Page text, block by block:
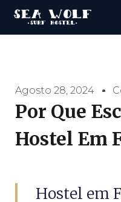
Agosto 28, 2024
Por Que
Hostel Em
Hostel em